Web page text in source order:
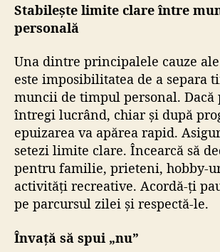
Stabilește limite clare între
personală
Una dintre principalele cauze
este imposibilitatea de a separa
muncii de timpul personal. Dacă
întregi lucrând, chiar și după
epuizarea va apărea rapid.
setezi limite clare. Încearcă să
pentru familie, prieteni, hobby-
activități recreative. Acordă-ți
pe parcursul zilei și respectă-le.
Învață să spui „nu”